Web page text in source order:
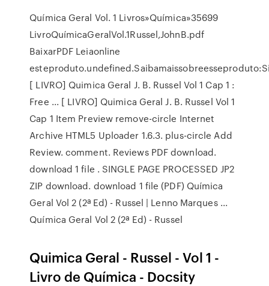
Química Geral Vol. 1 Livros»Química»35699
LivroQuímicaGeralVol.1Russel,JohnB.pdf
BaixarPDF Leiaonline
[ LIVRO] Quimica Geral J. B. Russel Vol 1 Cap 1 :
Free ... [ LIVRO] Quimica Geral J. B. Russel Vol 1
Cap 1 Item Preview remove-circle Internet
Archive HTML5 Uploader 1.6.3. plus-circle Add
Review. comment. Reviews PDF download.
download 1 file . SINGLE PAGE PROCESSED JP2
ZIP download. download 1 file (PDF) Química
Geral Vol 2 (2ª Ed) - Russel | Lenno Marques ...
Química Geral Vol 2 (2ª Ed) - Russel
Quimica Geral - Russel - Vol 1 -
Livro de Química - Docsity